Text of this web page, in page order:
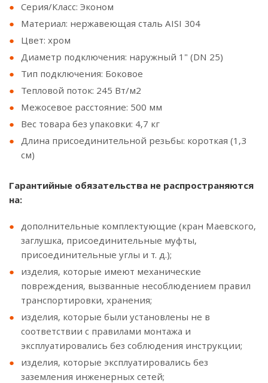
Серия/Класс: Эконом
Материал: нержавеющая сталь AISI 304
Цвет: хром
Диаметр подключения: наружный 1" (DN 25)
Тип подключения: Боковое
Тепловой поток: 245 Вт/м2
Межосевое расстояние: 500 мм
Вес товара без упаковки: 4,7 кг
Длина присоединительной резьбы: короткая (1,3
см)
Гарантийные обязательства не распространяются
на:
дополнительные комплектующие (кран Маевского,
заглушка, присоединительные муфты,
присоединительные углы и т. д.);
изделия, которые имеют механические
повреждения, вызванные несоблюдением правил
транспортировки, хранения;
изделия, которые были установлены не в
соответствии с правилами монтажа и
эксплуатировались без соблюдения инструкции;
изделия, которые эксплуатировались без
заземления инженерных сетей;